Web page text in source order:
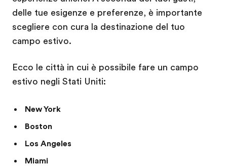
delle tue esigenze e preferenze, è importante
scegliere con cura la destinazione del tuo
campo estivo.
Ecco le città in cui è possibile fare un campo
estivo negli Stati Uniti:
New York
Boston
Los Angeles
Miami